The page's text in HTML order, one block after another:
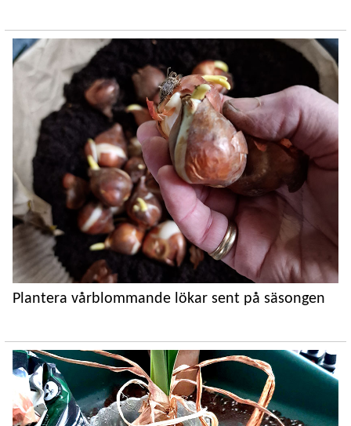
Plantera vårblommande lökar sent på säsongen